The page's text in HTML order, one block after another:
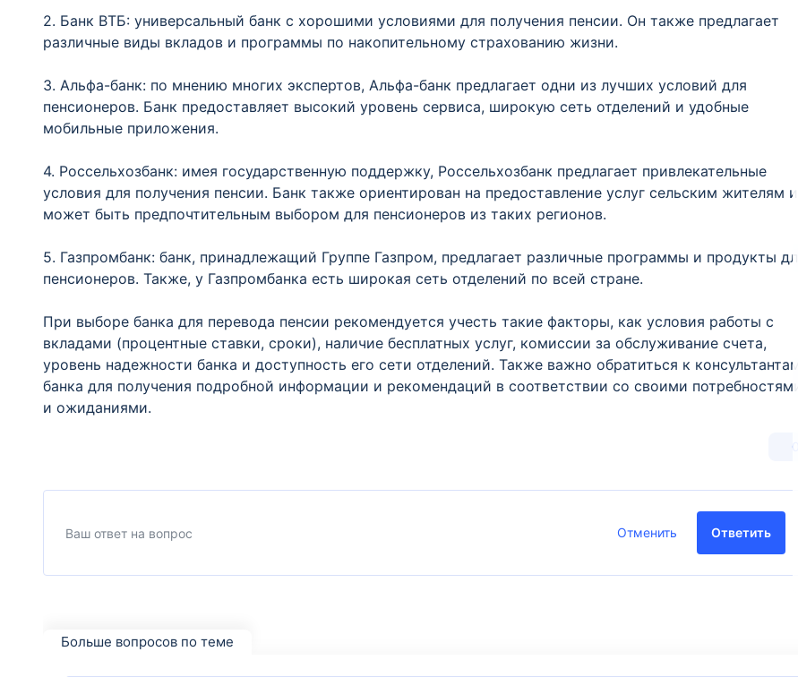
2. Банк ВТБ: универсальный банк с хорошими условиями для получения пенсии. Он также предлагает
различные виды вкладов и программы по накопительному страхованию жизни.
3. Альфа-банк: по мнению многих экспертов, Альфа-банк предлагает одни из лучших условий для
пенсионеров. Банк предоставляет высокий уровень сервиса, широкую сеть отделений и удобные
мобильные приложения.
4. Россельхозбанк: имея государственную поддержку, Россельхозбанк предлагает привлекательные
условия для получения пенсии. Банк также ориентирован на предоставление услуг сельским жителям и
может быть предпочтительным выбором для пенсионеров из таких регионов.
5. Газпромбанк: банк, принадлежащий Группе Газпром, предлагает различные программы и продукты для
пенсионеров. Также, у Газпромбанка есть широкая сеть отделений по всей стране.
При выборе банка для перевода пенсии рекомендуется учесть такие факторы, как условия работы с
вкладами (процентные ставки, сроки), наличие бесплатных услуг, комиссии за обслуживание счета,
уровень надежности банка и доступность его сети отделений. Также важно обратиться к консультантам
банка для получения подробной информации и рекомендаций в соответствии со своими потребностями
и ожиданиями.
0
Отменить Ответить
Больше вопросов по теме